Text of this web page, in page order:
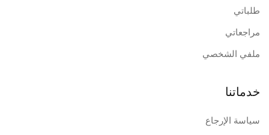
طلباتي
مراجعاتي
ملفي الشخصي
خدماتنا
سياسة الإرجاع